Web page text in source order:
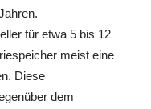
für etwa 5 bis 12
meist eine
Diese
dem